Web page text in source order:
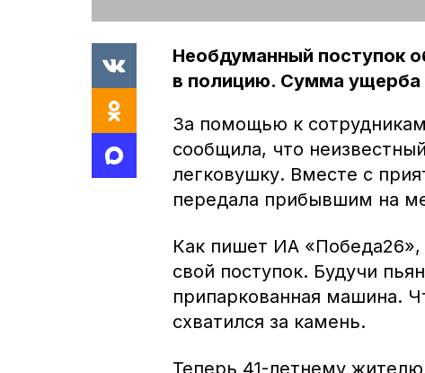
Необдуманный поступок
в полицию. Сумма ущерба
За помощью к
сообщила, что
легковушку. Вместе с
передала прибывшим на
Как пишет ИА
свой поступок. Будучи
припаркованная машина.
схватился за камень.
Теперь 41-летнему